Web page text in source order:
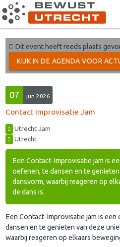
Dit event heeft reeds plaats
KIJK IN DE AGENDA VOOR
07 jun 2026
Contact Improvisatie Jam
Utrecht Jam
Utrecht
Een Contact-Improvisatie jam is
oefenen, te dansen en te
dansvorm, waarbij reageren op
de dans is.
Een Contact-Improvisatie jam is
dansen en te genieten van deze
waarbij reageren op elkaars